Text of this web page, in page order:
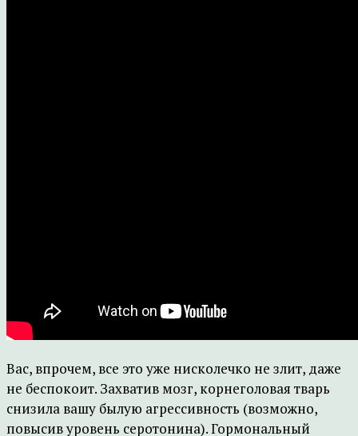
Вас, впрочем, все это уже нисколечко не злит, даже
не беспокоит. Захватив мозг, корнеголовая тварь
снизила вашу былую агрессивность (возможно,
повысив уровень серотонина). Гормональный